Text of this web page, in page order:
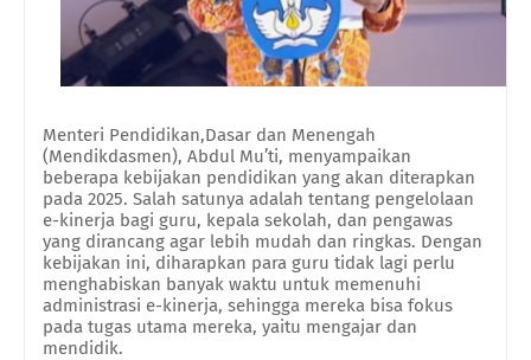
Menteri Pendidikan,Dasar dan Menengah
(Mendikdasmen), Abdul Mu’ti, menyampaikan
beberapa kebijakan pendidikan yang akan diterapkan
pada 2025. Salah satunya adalah tentang pengelolaan
e-kinerja bagi guru, kepala sekolah, dan pengawas
yang dirancang agar lebih mudah dan ringkas. Dengan
kebijakan ini, diharapkan para guru tidak lagi perlu
menghabiskan banyak waktu untuk memenuhi
administrasi e-kinerja, sehingga mereka bisa fokus
pada tugas utama mereka, yaitu mengajar dan
mendidik.